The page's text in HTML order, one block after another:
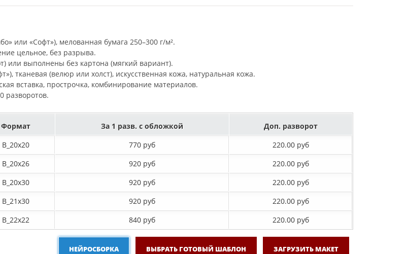
или «Софт»), мелованная бумага 250–300 г/м².
цельное, без разрыва.
или выполнены без картона (мягкий вариант).
тканевая (велюр или холст), искусственная кожа, натуральная кожа.
вставка, прострочка, комбинирование материалов.
разворотов.
Формат За 1 разв. с обложкой
Доп. разворот
B_20х20
770 руб
220.00 руб
B_20х26
920 руб
220.00 руб
B_20х30
920 руб
220.00 руб
B_21х30
920 руб
220.00 руб
B_22х22
840 руб 220.00 руб
НЕЙРОСБОРКА ВЫБРАТЬ ГОТОВЫЙ ШАБЛОН ЗАГРУЗИТЬ МАКЕТ